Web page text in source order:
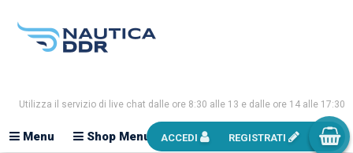
Utilizza il servizio di live chat dalle ore 8:30 alle 13 e dalle ore 14 alle 17:30
Shop Menu
Menu ACCEDI REGISTRATI